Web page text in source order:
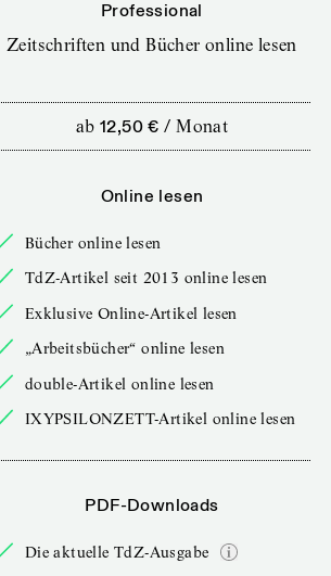
Professional
Zeitschriften und Bücher online lesen
ab 12,50 € /Monat
Online lesen
Bücher online lesen
TdZ-Artikel seit 2013 online lesen
Exklusive Online-Artikel lesen
„Arbeitsbücher“ online lesen
double-Artikel online lesen
IXYPSILONZETT-Artikel online lesen
PDF-Downloads
Die aktuelle TdZ-Ausgabe